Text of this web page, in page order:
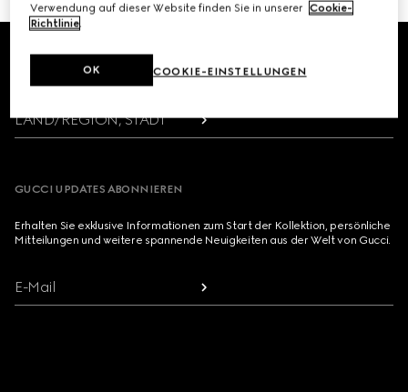
Footer
FILIALSUCHE
LAND/REGION, STADT
GUCCI UPDATES ABONNIEREN
Erhalten Sie exklusive Informationen zum Start der Kollektion, persönliche
Mitteilungen und weitere spannende Neuigkeiten aus der Welt von Gucci.
E-Mail
Verwendung auf dieser Website finden Sie in unserer Cookie-
Richtlinie.
COOKIE-EINSTELLUNGEN
OK